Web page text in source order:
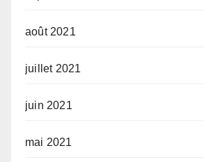
août 2021
juillet 2021
juin 2021
mai 2021